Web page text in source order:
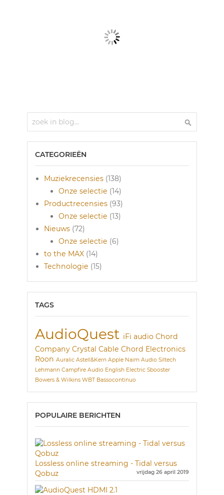
CATEGORIEËN
Muziekrecensies (138)
Onze selectie (14)
Productrecensies (93)
Onze selectie (13)
Nieuws (72)
Onze selectie (6)
to the MAX (14)
Technologie (15)
TAGS
AudioQuest iFi audio Chord
Company Crystal Cable Chord Electronics
Roon Auralic Astell&Kern Apple Naim Audio Siltech
Lehmann Campfire Audio English Electric Sbooster
Bowers & Wilkins WBT Bassocontinuo
POPULAIRE BERICHTEN
Lossless online streaming - Tidal versus
Qobuz
vrijdag 26 april 2019